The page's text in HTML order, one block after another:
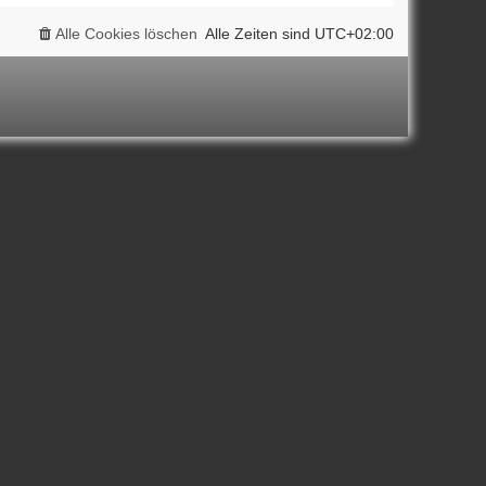
Alle Zeiten sind UTC+02:00
Alle Cookies löschen